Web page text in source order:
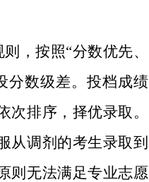
，按照“分数优先、
分数级差。投档成绩
次排序，择优录取。
从调剂的考生录取到
则无法满足专业志愿